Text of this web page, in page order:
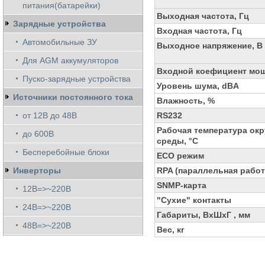
Выходная частота, Гц
Входная частота, Гц
Выходное напряжение, В
Входной коефициент
Уровень шума, dBA
Влажность, %
RS232
Рабочая температура
среды, °C
ECO режим
RPA (параллельная
SNMP-карта
"Сухие" контакты
Габариты, ВхШхГ , мм
Вес, кг
питания(батарейки)
Зарядные устройства
Автомобильные ЗУ
Для AGM аккумуляторов
Пуско-зарядные устройства
Источники постоянного тока
от 12В до 48В
до 600В
Бесперебойные блоки
Инверторы
12В=>~220В
24В=>~220В
48В=>~220В